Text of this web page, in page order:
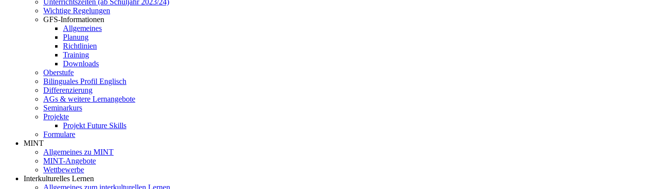
Unterrichtszeiten (ab Schuljahr 2023/24)
Wichtige Regelungen
GFS-Informationen
Allgemeines
Planung
Richtlinien
Training
Downloads
Oberstufe
Bilinguales Profil Englisch
Differenzierung
AGs & weitere Lernangebote
Seminarkurs
Projekte
Projekt Future Skills
Formulare
MINT
Allgemeines zu MINT
MINT-Angebote
Wettbewerbe
Interkulturelles Lernen
Allgemeines zum interkulturellen Lernen